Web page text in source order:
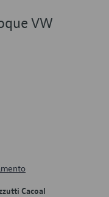
VW
Cacoal